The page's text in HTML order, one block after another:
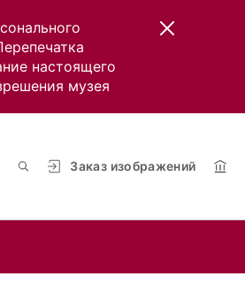
настоящего
музея
Заказ изображений